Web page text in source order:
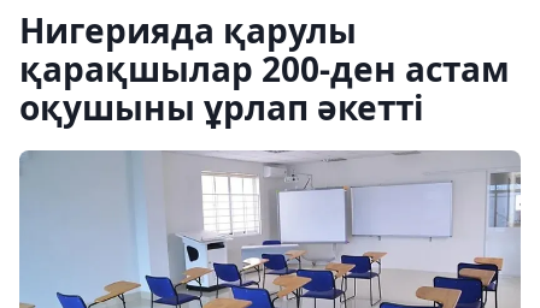
Нигерияда қарулы
қарақшылар 200-ден астам
оқушыны ұрлап әкетті